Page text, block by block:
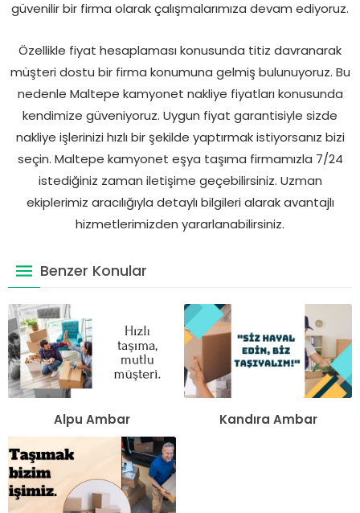
güvenilir bir firma olarak çalışmalarımıza devam ediyoruz.
Özellikle fiyat hesaplaması konusunda titiz davranarak
müşteri dostu bir firma konumuna gelmiş bulunuyoruz. Bu
nedenle Maltepe kamyonet nakliye fiyatları konusunda
kendimize güveniyoruz. Uygun fiyat garantisiyle sizde
nakliye işlerinizi hızlı bir şekilde yaptırmak istiyorsanız bizi
seçin. Maltepe kamyonet eşya taşıma firmamızla 7/24
istediğiniz zaman iletişime geçebilirsiniz. Uzman
ekiplerimiz aracılığıyla detaylı bilgileri alarak avantajlı
hizmetlerimizden yararlanabilirsiniz.
Benzer Konular
Alpu Ambar Kandıra Ambar